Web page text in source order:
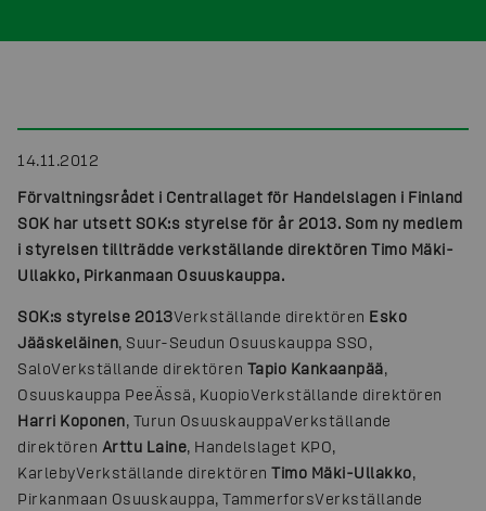
14.11.2012
Förvaltningsrådet i Centrallaget för Handelslagen i Finland
SOK har utsett SOK:s styrelse för år 2013. Som ny medlem
i styrelsen tillträdde verkställande direktören Timo Mäki-
Ullakko, Pirkanmaan Osuuskauppa.
SOK:s styrelse 2013Verkställande direktören Esko
Jääskeläinen, Suur-Seudun Osuuskauppa SSO,
SaloVerkställande direktören Tapio Kankaanpää,
Osuuskauppa PeeÄssä, KuopioVerkställande direktören
Harri Koponen, Turun OsuuskauppaVerkställande
direktören Arttu Laine, Handelslaget KPO,
KarlebyVerkställande direktören Timo Mäki-Ullakko,
Pirkanmaan Osuuskauppa, TammerforsVerkställande